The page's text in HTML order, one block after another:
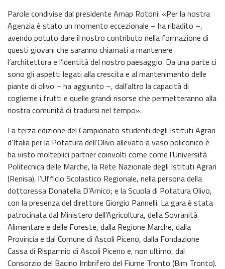
Parole condivise dal presidente Amap Rotoni: «Per la nostra
Agenzia è stato un momento eccezionale – ha ribadito –,
avendo potuto dare il nostro contributo nella formazione di
questi giovani che saranno chiamati a mantenere
l’architettura e l’identità del nostro paesaggio. Da una parte ci
sono gli aspetti legati alla crescita e al mantenimento delle
piante di olivo – ha aggiunto –, dall’altro la capacità di
coglierne i frutti e quelle grandi risorse che permetteranno alla
nostra comunità di tradursi nel tempo».
La terza edizione del Campionato studenti degli Istituti Agrari
d’Italia per la Potatura dell’Olivo allevato a vaso policonico è
ha visto molteplici partner coinvolti come come l’Università
Politecnica delle Marche, la Rete Nazionale degli Istituti Agrari
(Renisa), l’Ufficio Scolastico Regionale, nella persona della
dottoressa Donatella D’Amico; e la Scuola di Potatura Olivo,
con la presenza del direttore Giorgio Pannelli. La gara è stata
patrocinata dal Ministero dell’Agricoltura, della Sovranità
Alimentare e delle Foreste, dalla Regione Marche, dalla
Provincia e dal Comune di Ascoli Piceno, dalla Fondazione
Cassa di Risparmio di Ascoli Piceno e, non ultimo, dal
Consorzio del Bacino Imbrifero del Fiume Tronto (Bim Tronto).